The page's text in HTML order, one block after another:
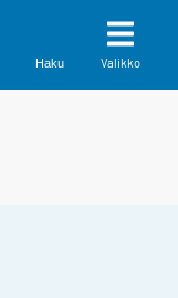
Haku Valikko